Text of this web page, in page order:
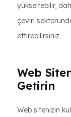
yükseltebilir,
çeviri
ettirebilirsiniz.
Web
Getirin
Web sitenizin